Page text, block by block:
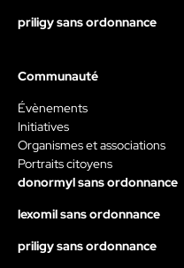
priligy sans ordonnance
Communauté
Évènements
Initiatives
Organismes et associations
Portraits citoyens
donormyl sans ordonnance
lexomil sans ordonnance
priligy sans ordonnance